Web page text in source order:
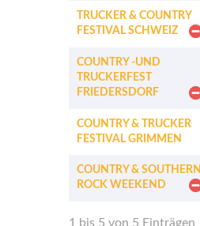
TRUCKER & COUNTRY
FESTIVAL SCHWEIZ
COUNTRY -UND
TRUCKERFEST
FRIEDERSDORF
COUNTRY & TRUCKER
FESTIVAL GRIMMEN
COUNTRY & SOUTHERN
ROCK WEEKEND
1 bis 5 von 5 Einträgen